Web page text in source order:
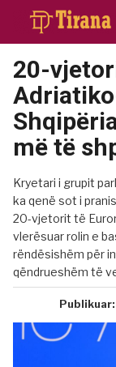
20-
më të
Kryetari i grupit
ka qenë sot i
20-vjetorit të
vlerësuar rolin e
rëndësishëm për
qëndrueshëm të
Publikuar: